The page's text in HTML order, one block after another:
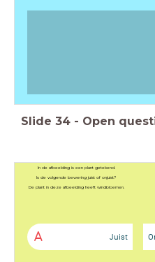
Slide 34 - Open
In de afbeelding is een plant getekend.
Is de volgende bewering juist of onjuist?
De plant in deze afbeelding heeft windbloemen.
A Juist